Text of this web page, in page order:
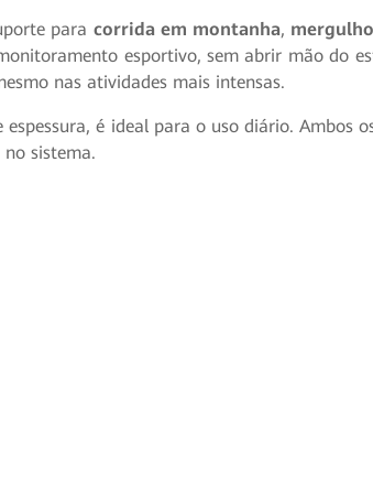
para corrida em montanha,
esportivo, sem abrir mão do
nas atividades mais intensas.
é ideal para o uso diário. Ambos
sistema.